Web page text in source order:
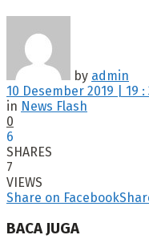
by admin
10 Desember 2019 | 19 :
in News Flash
0
6
SHARES
7
VIEWS
Share on Facebook
BACA JUGA